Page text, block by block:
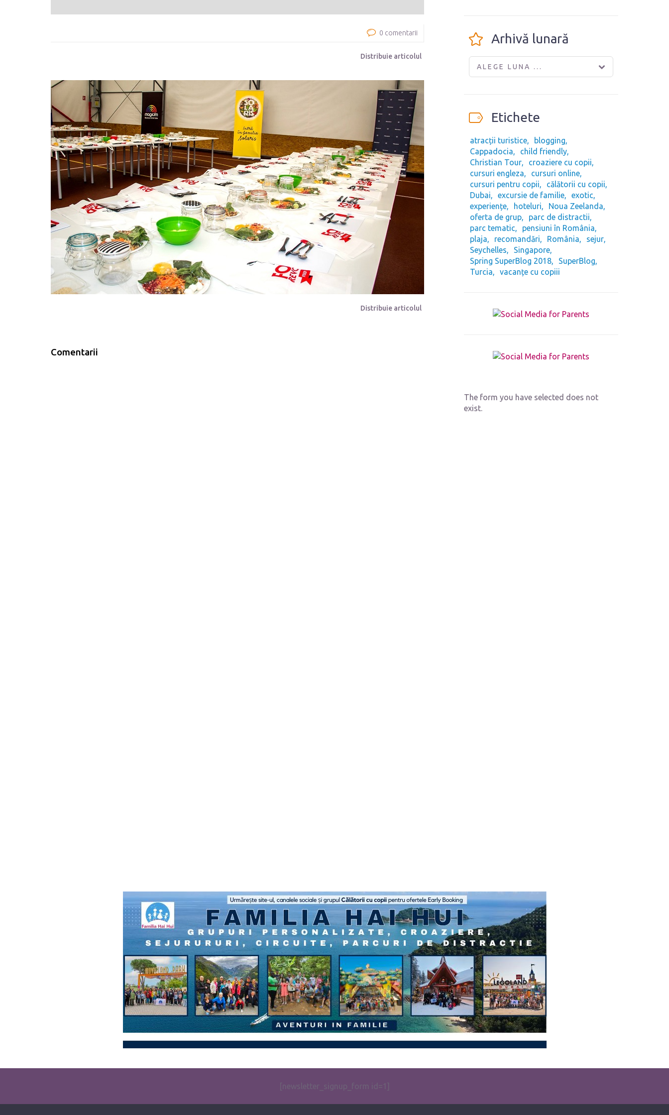
0 comentarii
Distribuie articolul
Distribuie articolul
Comentarii
Arhivă lunară
ALEGE LUNA ...
Etichete
atracții turistice
blogging
Cappadocia
child friendly
Christian Tour
croaziere cu copii
cursuri engleza
cursuri online
cursuri pentru copii
călătorii cu copii
Dubai
excursie de familie
exotic
experiențe
hoteluri
Noua Zeelanda
oferta de grup
parc de distractii
parc tematic
pensiuni în România
plaja
recomandări România
sejur
Seychelles
Singapore
Spring SuperBlog 2018
SuperBlog
Turcia
vacanțe cu copiii
The form you have selected does not
exist.
[newsletter_signup_form id=1]